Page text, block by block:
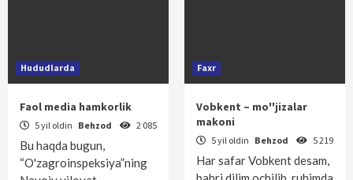
Hududlarda
Faol media hamkorlik
5 yil oldin Behzod 2 085
Bu haqda bugun,
“O'zagroinspeksiya”ning
Faxr
Vobkent – mo''jizalar
makoni
5 yil oldin Behzod 5 219
Har safar Vobkent desam,